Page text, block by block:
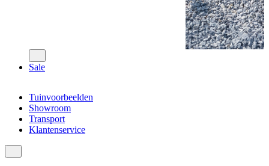
Sale
Tuinvoorbeelden
Showroom
Transport
Klantenservice